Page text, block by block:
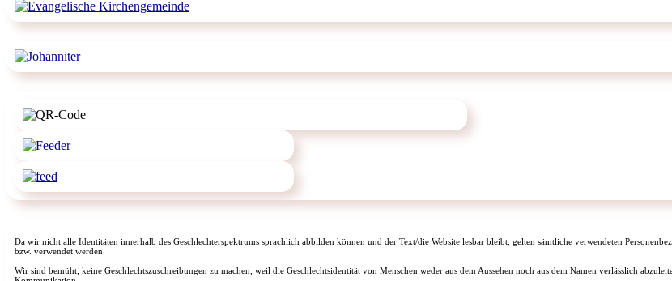
Da wir nicht alle Identitäten innerhalb des Geschlechterspektrums sprachlich abbilden können und der Text/die Website lesbar bleibt, gelten sämtliche verwendeten
bzw. verwendet werden.
Wir sind bemüht, keine Geschlechtszuschreibungen zu machen, weil die Geschlechtsidentität von Menschen weder aus dem Aussehen noch aus dem Namen verlässlich